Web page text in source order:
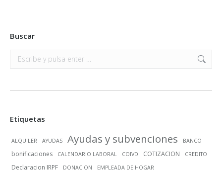
Buscar
Buscar:
Etiquetas
ALQUILER AYUDAS Ayudas y subvenciones BANCO
bonificaciones CALENDARIO LABORAL COIVD COTIZACION CREDITO
Declaracion IRPF DONACION EMPLEADA DE HOGAR